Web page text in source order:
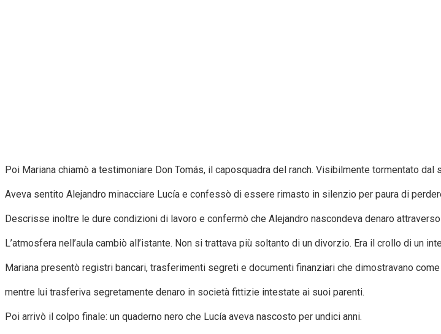
Poi Mariana chiamò a testimoniare Don Tomás, il caposquadra del ranch. Visibilmente tormentato
Aveva sentito Alejandro minacciare Lucía e confessò di essere rimasto in silenzio per paura di
Descrisse inoltre le dure condizioni di lavoro e confermò che Alejandro nascondeva denaro
L’atmosfera nell’aula cambiò all’istante. Non si trattava più soltanto di un divorzio. Era il crollo di un
Mariana presentò registri bancari, trasferimenti segreti e documenti finanziari che dimostravano
mentre lui trasferiva segretamente denaro in società fittizie intestate ai suoi parenti.
Poi arrivò il colpo finale: un quaderno nero che Lucía aveva nascosto per undici anni.